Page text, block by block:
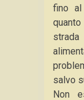
fino al
salvo
Non